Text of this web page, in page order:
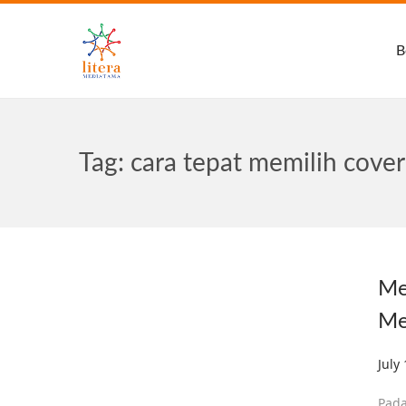
Tag: cara tepat memilih
July